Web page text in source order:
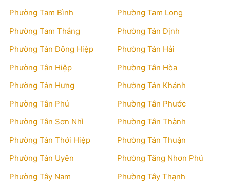
Phường Tam Bình
Phường Tam Long
Phường Tam Thắng
Phường Tân Định
Phường Tân Đông Hiệp
Phường Tân Hải
Phường Tân Hiệp
Phường Tân Hòa
Phường Tân Hưng
Phường Tân Khánh
Phường Tân Phú
Phường Tân Phước
Phường Tân Sơn Nhì
Phường Tân Thành
Phường Tân Thới Hiệp
Phường Tân Thuận
Phường Tân Uyên
Phường Tăng Nhơn Phú
Phường Tây Nam
Phường Tây Thạnh